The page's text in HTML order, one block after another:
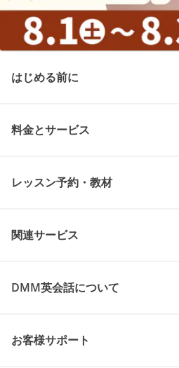
はじめる前に
料金とサービス
レッスン予約・教材
関連サービス
DMM英会話について
お客様サポート